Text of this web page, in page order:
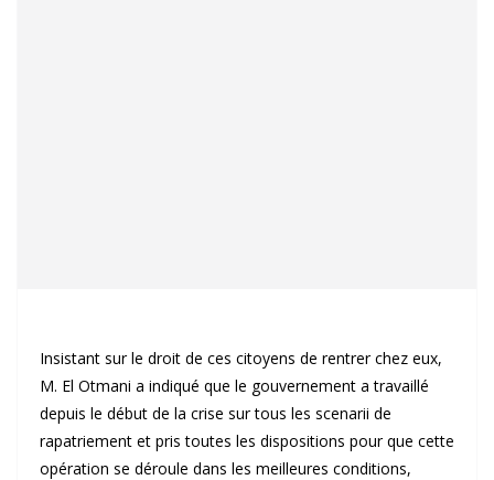
Insistant sur le droit de ces citoyens de rentrer chez eux,
M. El Otmani a indiqué que le gouvernement a travaillé
depuis le début de la crise sur tous les scenarii de
rapatriement et pris toutes les dispositions pour que cette
opération se déroule dans les meilleures conditions,